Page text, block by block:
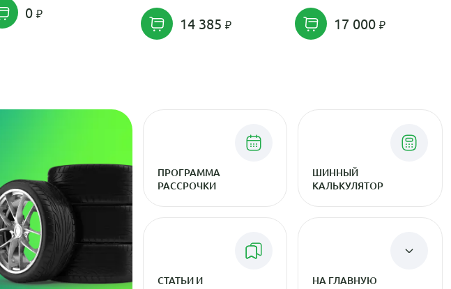
0
14 385 17 000
ПРОГРАММА
РАССРОЧКИ
ШИННЫЙ
КАЛЬКУЛЯТОР
СТАТЬИ И
НА ГЛАВНУЮ